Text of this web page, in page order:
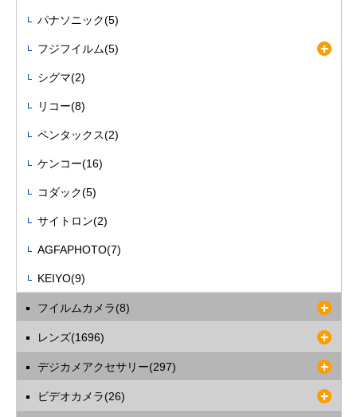
パナソニック(5)
フジフイルム(5)
シグマ(2)
リコー(8)
ペンタックス(2)
ケンコー(16)
コダック(5)
サイトロン(2)
AGFAPHOTO(7)
KEIYO(9)
フイルムカメラ(8)
レンズ(1696)
デジカメアクセサリー(297)
ビデオカメラ(26)